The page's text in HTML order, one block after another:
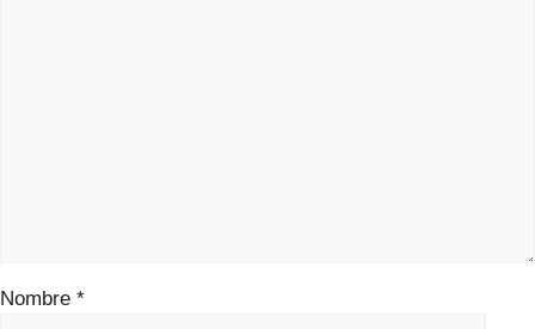
Nombre *